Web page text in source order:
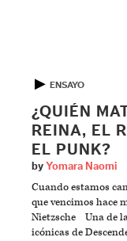
▶ ENSAYO
¿QUIÉN
REINA, EL
EL PUNK?
by Yomara Naomi
Cuando estamos
que vencimos hace
Nietzsche Una de
icónicas de